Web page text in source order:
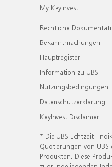
My KeyInvest
Rechtliche
Bekanntmachungen
Hauptregister
Information zu UBS
Nutzungsbedingungen
Datenschutzerklärung
KeyInvest Disclaimer
* Die UBS Echtzeit-
Quotierungen von
Produkten. Diese